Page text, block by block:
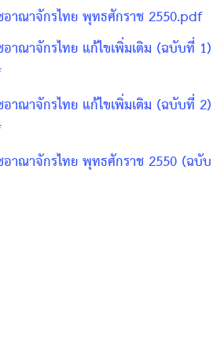
าณาจักรไทย พุทธศักราช 2550.pdf
าณาจักรไทย แก้ไขเพิ่มเติม (ฉบับที่ 1)
าณาจักรไทย แก้ไขเพิ่มเติม (ฉบับที่ 2)
าณาจักรไทย พุทธศักราช 2550 (ฉบับ